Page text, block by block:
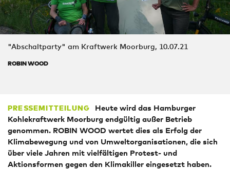
"Abschaltparty" am Kraftwerk Moorburg, 10.07.21
ROBIN WOOD
PRESSEMITTEILUNG
Heute wird das Hamburger
Kohlekraftwerk Moorburg endgültig außer Betrieb
genommen. ROBIN WOOD wertet dies als Erfolg der
Klimabewegung und von Umweltorganisationen, die sich
über viele Jahren mit vielfältigen Protest- und
Aktionsformen gegen den Klimakiller eingesetzt haben.